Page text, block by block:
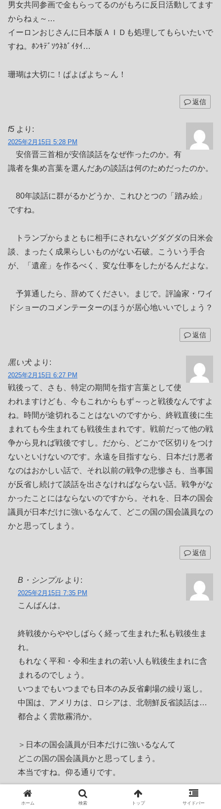
男女共同参画で金もらってるのがもろに反日活動してます
からねぇ～…
イーロンおじさんに日本版ＡＩＤも処理してもらいたいで
すね。ﾎﾝｷﾃﾞｿｳﾈｶﾞｲﾀｲ…
珊瑚は大切に！ぱよぱよち～ん！
返信
f5 より:
2025年2月15日 5:28 PM
安倍晋三首相が安倍談話をなぜ作ったのか。有
識者を集め言葉を選んだあの談話は何のためだったのか。
80年談話に群がるかどうか、これひとつの「踏み絵」
ですね。
トランプからまともに相手にされないグダグダの日米会
談、まったく成果らしいものがない石破。こういう手合
が、「遺産」を作るべく、変な仕事をしたがるんだよな。
予算通したら、辞めてください。まじで。評論家・ワイ
ドショーのコメンテーターのほうが居心地いいでしょう？
返信
黒い犬 より:
2025年2月15日 6:27 PM
戦後って、さも、特定の期間を指す言葉として使
われますけども、今もこれからもず～っと戦後なんですよ
ね。時間が途切れることはないのですから、終戦直後に生
まれても今生まれても戦後生まれです。戦前だって他の戦
争から見れば戦後ですし。だから、どこかで区切りをつけ
ないといけないのです。永遠を目指すなら、日本だけ悪者
なのはおかしい話で、それ以前の戦争の悲惨さも、当事国
が反省し続けて談話を出さなければならない話。戦争がな
かったことにはならないのですから。それを、日本の国会
議員が日本だけに強いるなんて、どこの国の国会議員なの
かと思ってしまう。
返信
B・シンプル より:
2025年2月15日 7:35 PM
こんばんは。
終戦後からややしばらく経って生まれた私も戦後生ま
れ。
もれなく平和・令和生まれの若い人も戦後生まれに含
まれるのでしょう。
いつまでもいつまでも日本のみ反省劇場の繰り返し。
中国は、アメリカは、ロシアは、北朝鮮反省談話は…
都合よく雲散霧消か。
＞日本の国会議員が日本だけに強いるなんて
どこの国の国会議員かと思ってしまう。
本当ですね。仰る通りです。
返信
ホーム 検索 トップ サイドバー